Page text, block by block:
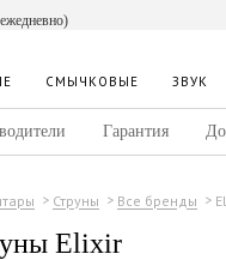
СМЫЧКОВЫЕ ЗВУК
Гарантия
Струны Все бренды
Elixir